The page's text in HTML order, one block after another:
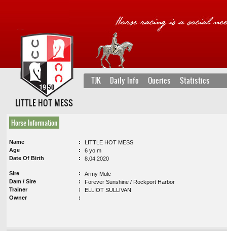
TJK Daily Info Queries Statistics
LITTLE HOT MESS
Horse Information
Name
LITTLE HOT MESS
Age
6 yo m
Date Of Birth
8.04.2020
Sire
Army Mule
Dam / Sire
Forever Sunshine / Rockport Harbor
Trainer
ELLIOT SULLIVAN
Owner